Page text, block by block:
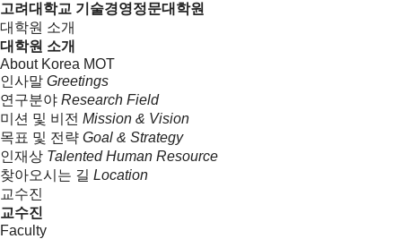
고려대학교 기술경영정문대학원
대학원 소개
대학원 소개
About Korea MOT
인사말 Greetings
연구분야 Research Field
미션 및 비전 Mission & Vision
목표 및 전략 Goal & Strategy
인재상 Talented Human Resource
찾아오시는 길 Location
교수진
교수진
Faculty